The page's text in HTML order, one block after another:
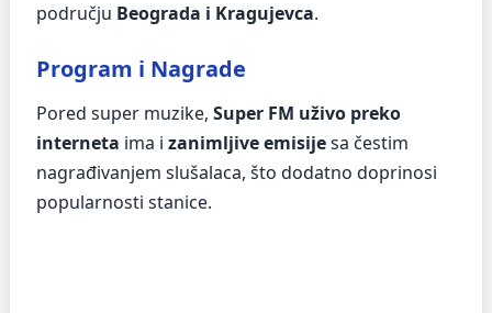
području Beograda i Kragujevca.
Program i Nagrade
Pored super muzike, Super FM uživo preko
interneta ima i zanimljive emisijesa čestim
nagrađivanjem slušalaca, što dodatno doprinosi
popularnosti stanice.